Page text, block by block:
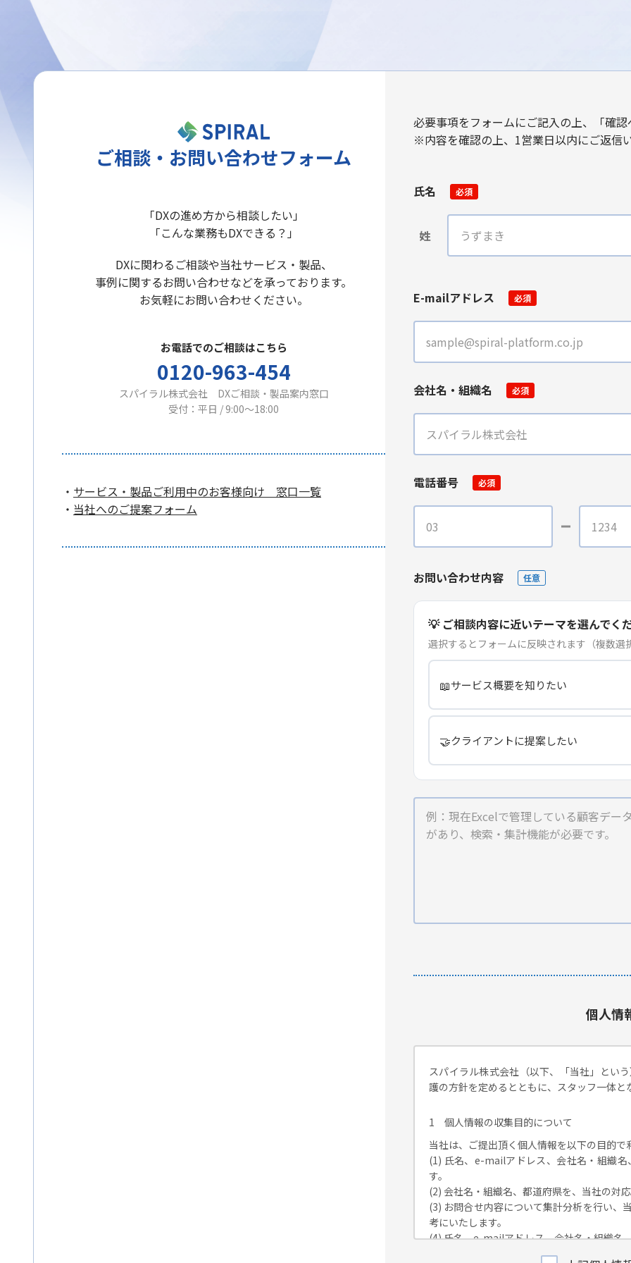
ご相談・お問い合わせフォーム
「DXの進め方から相談したい」
「こんな業務もDXできる？」
DXに関わるご相談や当社サービス・製品、
事例に関するお問い合わせなどを承っております。
お気軽にお問い合わせください。
お電話でのご相談はこちら
0120-963-454
スパイラル株式会社 DXご相談・製品案内窓口
受付：平日 / 9:00〜18:00
・ サービス・製品ご利用中のお客様向け 窓口一覧
・ 当社へのご提案フォーム
必要事項をフォームにご記入の上、「確
※内容を確認の上、1営業日以内にご返信
氏名 必須
姓
E-mailアドレス 必須
会社名・組織名 必須
電話番号 必須
お問い合わせ内容 任意
💡 ご相談内容に近いテーマを選んでく
選択するとフォームに反映されます（複数選
📖サービス概要を知りたい
🤝クライアントに提案したい
個人情
スパイラル株式会社（以下、「当社」とい
護の方針を定めるとともに、スタッフ一体
1 個人情報の収集目的について
当社は、ご提出頂く個人情報を以下の目的で
(1) 氏名、e-mailアドレス、会社名・組織
す。
(2) 会社名・組織名、都道府県を、当社の対
(3) お問合せ内容について集計分析を行い、
考にいたします。
(4) 氏名、e-mailアドレス、会社名・組織名
が独自に発信する情報（ブログ記事、ホワ